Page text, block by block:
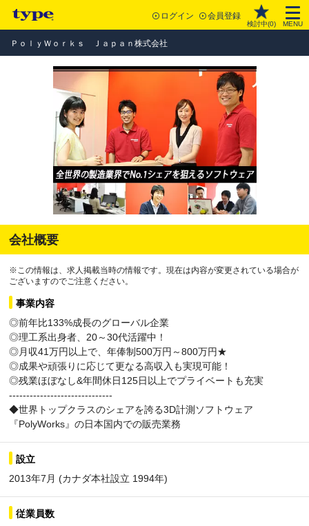
ログイン 会員登録
検討中(0) MENU
ＰｏｌｙＷｏｒｋｓ Ｊａｐａｎ株式会社
会社概要
※この情報は、求人掲載当時の情報です。現在は内容が変更されている場合が
ございますのでご注意ください。
事業内容
◎前年比133%成長のグローバル企業
◎理工系出身者、20～30代活躍中！
◎月収41万円以上で、年俸制500万円～800万円★
◎成果や頑張りに応じて更なる高収入も実現可能！
◎残業ほぼなし&年間休日125日以上でプライベートも充実
------------------------------
◆世界トップクラスのシェアを誇る3D計測ソフトウェア
『PolyWorks』の日本国内での販売業務
設立
2013年7月 (カナダ本社設立 1994年)
従業員数